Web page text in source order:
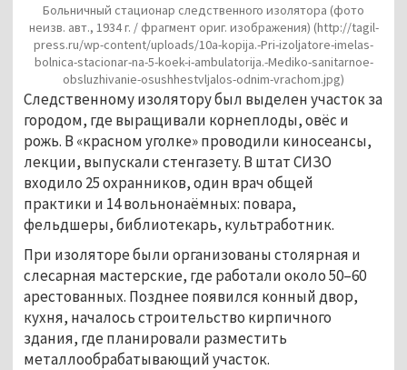
Больничный стационар следственного изолятора (фото
неизв. авт., 1934 г. / фрагмент ориг. изображения) (http://tagil-
press.ru/wp-content/uploads/10a-kopija.-Pri-izoljatore-imelas-
bolnica-stacionar-na-5-koek-i-ambulatorija.-Mediko-sanitarnoe-
obsluzhivanie-osushhestvljalos-odnim-vrachom.jpg)
Следственному изолятору был выделен участок за
городом, где выращивали корнеплоды, овёс и
рожь. В «красном уголке» проводили киносеансы,
лекции, выпускали стенгазету. В штат СИЗО
входило 25 охранников, один врач общей
практики и 14 вольнонаёмных: повара,
фельдшеры, библиотекарь, культработник.
При изоляторе были организованы столярная и
слесарная мастерские, где работали около 50–60
арестованных. Позднее появился конный двор,
кухня, началось строительство кирпичного
здания, где планировали разместить
металлообрабатывающий участок.